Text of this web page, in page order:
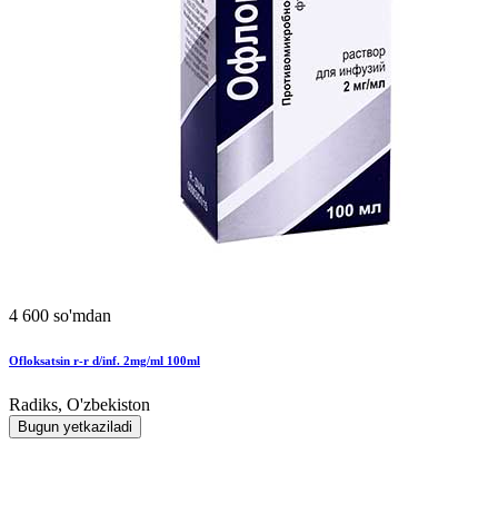
4 600 so'mdan
Ofloksatsin r-r d/inf. 2mg/ml 100ml
Radiks, O'zbekiston
Bugun yetkaziladi